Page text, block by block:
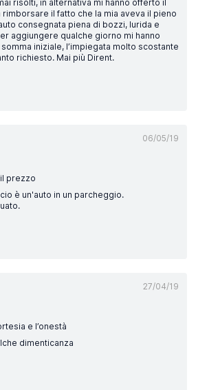
risolti, in alternativa mi hanno offerto il
rimborsare il fatto che la mia aveva il pieno
consegnata piena di bozzi, lurida e
aggiungere qualche giorno mi hanno
iniziale, l’impiegata molto scostante
richiesto. Mai più Dirent.
06/05/19
prezzo
è un'auto in un parcheggio.
27/04/19
e l’onestà
dimenticanza